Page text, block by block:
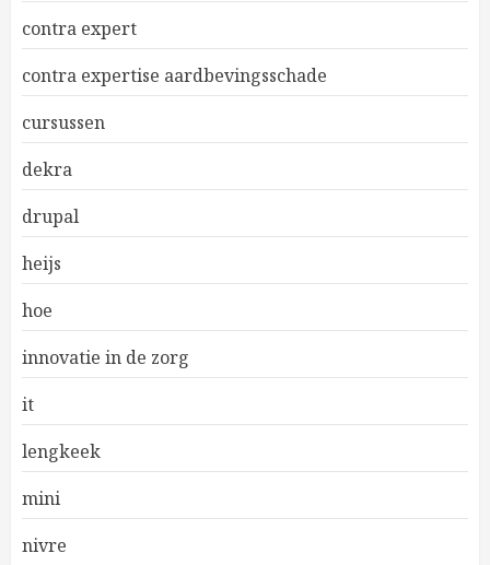
contra expert
contra expertise aardbevingsschade
cursussen
dekra
drupal
heijs
hoe
innovatie in de zorg
it
lengkeek
mini
nivre